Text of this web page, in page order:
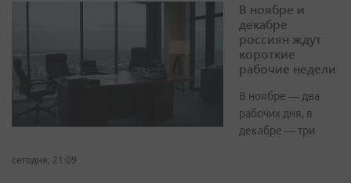
В ноябре и
декабре
россиян ждут
короткие
рабочие недели
В ноябре — два
рабочих дня, в
декабре — три
сегодня, 21:09